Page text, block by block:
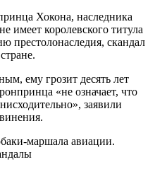
Хокона, наследника
имеет королевского титула
престолонаследия, скандал
ему грозит десять лет
«не означает, что
заявили